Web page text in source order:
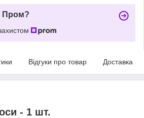
Пром?
Відгуки про товар Доставка
- 1 шт.